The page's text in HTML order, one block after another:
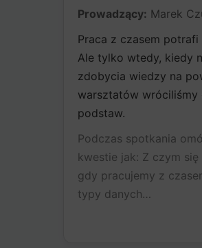
Prowadzący: Marek
Praca z czasem
Ale tylko wtedy, kiedy
zdobycia wiedzy na
warsztatów wróciliśmy
podstaw.
Podczas spotkania
kwestie jak: Z czym
gdy pracujemy z
typy danych…